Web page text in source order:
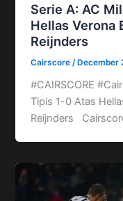
Serie A: AC
Hellas Verona
Reijnders
Cairscore /December
#CAIRSCORE
Tipis 1-0 Atas
Reijnders